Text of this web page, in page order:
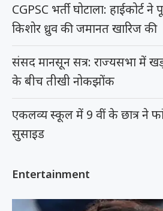
CGPSC भर्ती घोटाला: हाईकोर्ट
किशोर ध्रुव की जमानत खारिज की
संसद मानसून सत्र: राज्यसभा में
के बीच तीखी नोकझोंक
एकलव्य स्कूल में 9 वीं के छात्र ने
सुसाइड
Entertainment